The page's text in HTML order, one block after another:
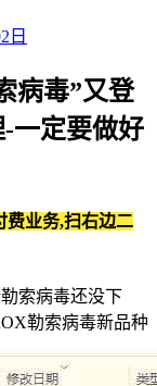
日
病毒”又登
一定要做好
费业务,扫右边二
索病毒还没下
勒索病毒新品种